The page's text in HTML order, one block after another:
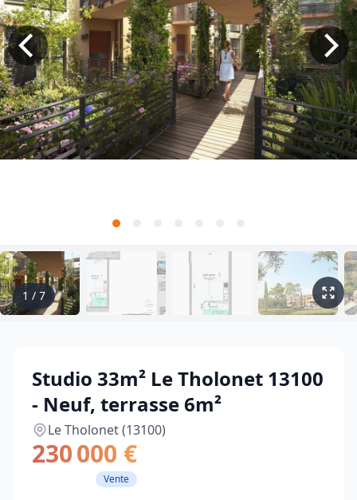
1 / 7
Studio 33m² Le Tholonet 13100
- Neuf, terrasse 6m²
Le Tholonet (13100)
230 000 €
Vente